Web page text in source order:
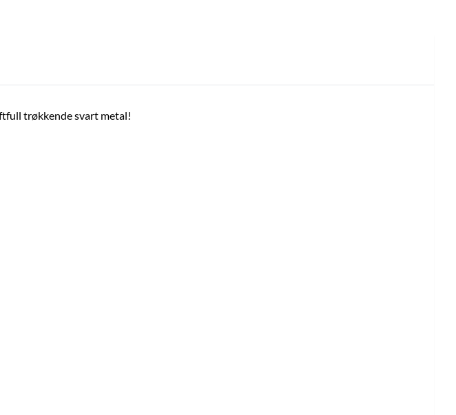
trøkkende svart metal!